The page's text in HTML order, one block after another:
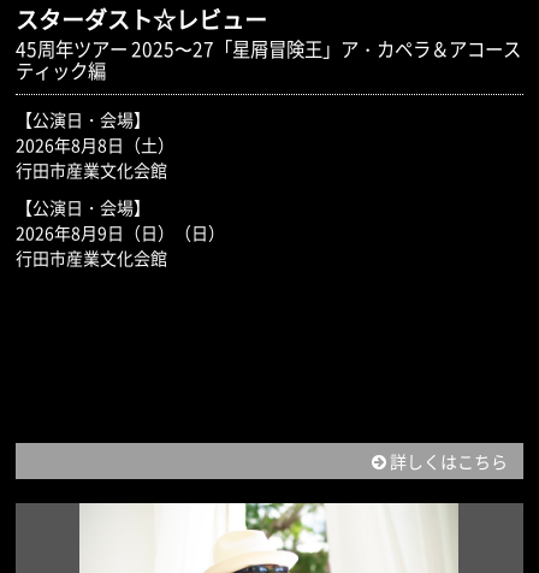
スターダスト☆レビュー
45周年ツアー 2025〜27「星屑冒険王」ア・カペラ＆アコース
ティック編
【公演日・会場】
2026年8月8日（土）
行田市産業文化会館
【公演日・会場】
2026年8月9日（日）（日）
行田市産業文化会館
詳しくはこちら